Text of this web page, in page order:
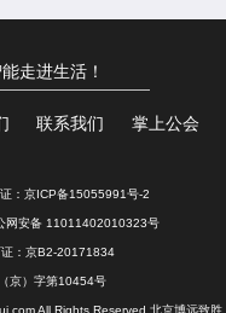
走进生活！
联系我们 掌上公会
： 京ICP备15055991号-2
网安备 11011402010323号
证：京B2-20171834
京）字第10454号
All Rights Reserved 北京博远致胜